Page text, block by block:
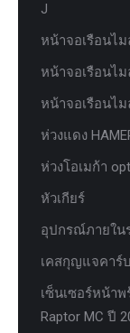
J
หน้าจอเรือนไม
หน้าจอเรือนไม
หน้าจอเรือนไม
ห่วงแดง
ห่วงโอเมก้า
หัวเกียร์
อุปกรณ์ภายใน
เคสกุญแจคาร์
เซ็นเซอร์หน้า
Raptor MC ปี